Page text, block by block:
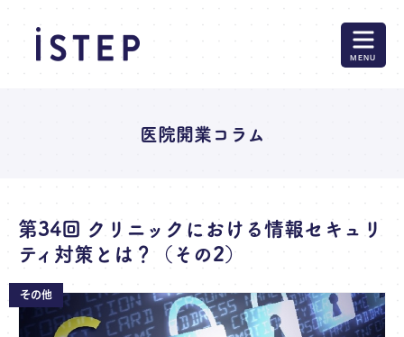
MENU
医院開業コラム
第34回 クリニックにおける情報セキュリ
ティ対策とは？（その2）
その他